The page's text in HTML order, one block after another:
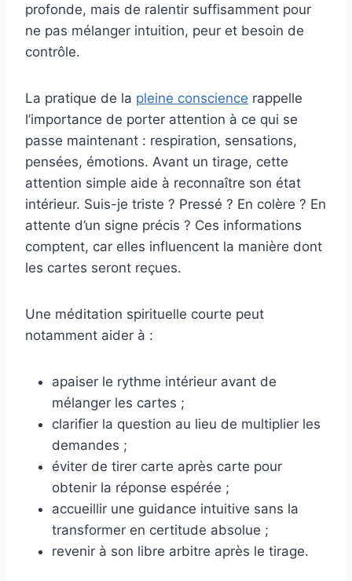
profonde, mais de ralentir suffisamment pour
ne pas mélanger intuition, peur et besoin de
contrôle.
La pratique de la pleine conscience rappelle
l’importance de porter attention à ce qui se
passe maintenant : respiration, sensations,
pensées, émotions. Avant un tirage, cette
attention simple aide à reconnaître son état
intérieur. Suis-je triste ? Pressé ? En colère ? En
attente d’un signe précis ? Ces informations
comptent, car elles influencent la manière dont
les cartes seront reçues.
Une méditation spirituelle courte peut
notamment aider à :
apaiser le rythme intérieur avant de
mélanger les cartes ;
clarifier la question au lieu de multiplier les
demandes ;
éviter de tirer carte après carte pour
obtenir la réponse espérée ;
accueillir une guidance intuitive sans la
transformer en certitude absolue ;
revenir à son libre arbitre après le tirage.